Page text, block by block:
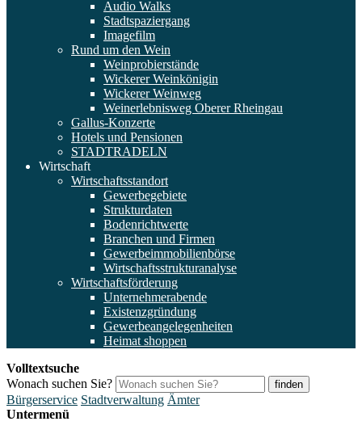
Audio Walks
Stadtspaziergang
Imagefilm
Rund um den Wein
Weinprobierstände
Wickerer Weinkönigin
Wickerer Weinweg
Weinerlebnisweg Oberer Rheingau
Gallus-Konzerte
Hotels und Pensionen
STADTRADELN
Wirtschaft
Wirtschaftsstandort
Gewerbegebiete
Strukturdaten
Bodenrichtwerte
Branchen und Firmen
Gewerbeimmobilienbörse
Wirtschaftsstrukturanalyse
Wirtschaftsförderung
Unternehmerabende
Existenzgründung
Gewerbeangelegenheiten
Heimat shoppen
Volltextsuche
Wonach suchen Sie?
finden
Bürgerservice Stadtverwaltung Ämter
Untermenü